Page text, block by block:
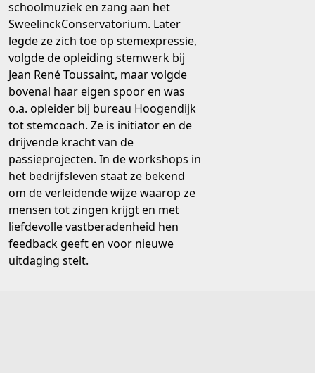
schoolmuziek en zang aan het
SweelinckConservatorium. Later
legde ze zich toe op stemexpressie,
volgde de opleiding stemwerk bij
Jean René Toussaint, maar volgde
bovenal haar eigen spoor en was
o.a. opleider bij bureau Hoogendijk
tot stemcoach. Ze is initiator en de
drijvende kracht van de
passieprojecten. In de workshops in
het bedrijfsleven staat ze bekend
om de verleidende wijze waarop ze
mensen tot zingen krijgt en met
liefdevolle vastberadenheid hen
feedback geeft en voor nieuwe
uitdaging stelt.